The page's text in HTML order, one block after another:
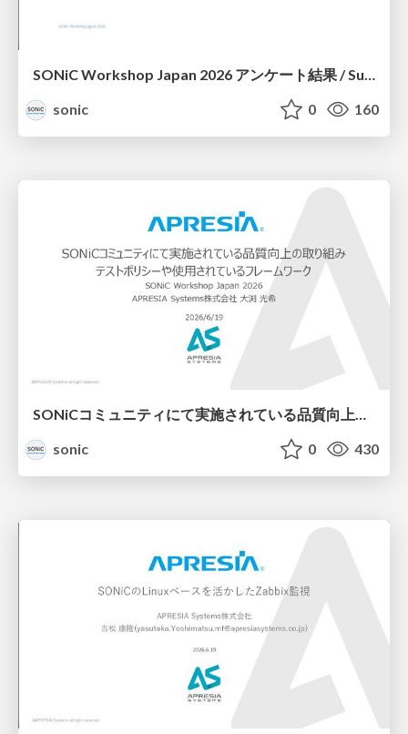
SONiC Workshop Japan 2026 アンケート結果 / Survey Results
sonic
0 160
sonic
0 430